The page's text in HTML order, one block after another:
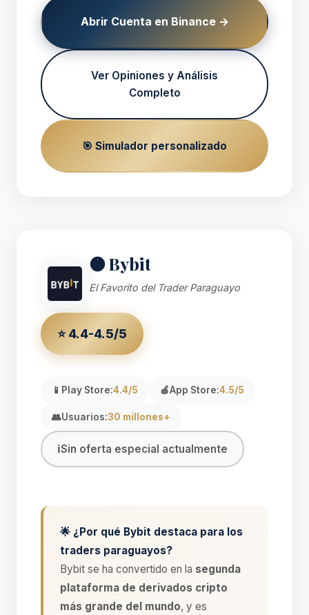
Abrir Cuenta en Binance →
Ver Opiniones y Análisis
Completo
🎯 Simulador personalizado
🟠 Bybit
El Favorito del Trader Paraguayo
⭐ 4.4-4.5/5
📱 Play Store:4.4/5 🍎App Store:4.5/5
👥Usuarios:30 millones+
ℹ️Sin oferta especial actualmente
🌟 ¿Por qué Bybit destaca para los
traders paraguayos?
Bybit se ha convertido en la segunda
plataforma de derivados cripto
más grande del mundo, y es